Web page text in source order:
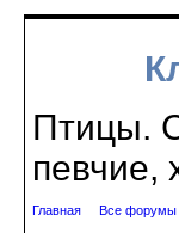
Птицы.
певчие,
Главная Все форумы